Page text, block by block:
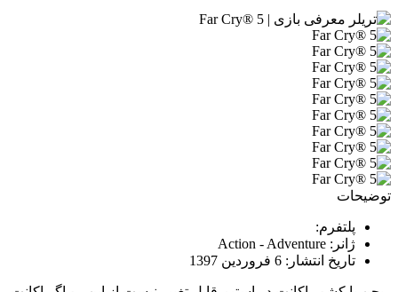
توضیحات
پلتفرم:
ژانر: Action - Adventure
تاریخ انتشار: 6 فروردین 1397